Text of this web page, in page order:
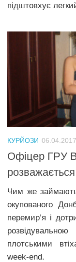
підштовхує
КУРЙОЗИ
Офіцер ГРУ
Чим же
окупованого
перемир’я і
плотськими
week-end.